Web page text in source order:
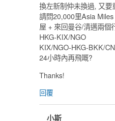
換左新制仲未換過, 又要
請問20,000里Asia
屋 + 來回曼谷/清邁兩個
HKG-KIX/NGO
KIX/NGO-HKG-BKK/
24小時內再飛嘅?
Thanks!
回覆
小斯